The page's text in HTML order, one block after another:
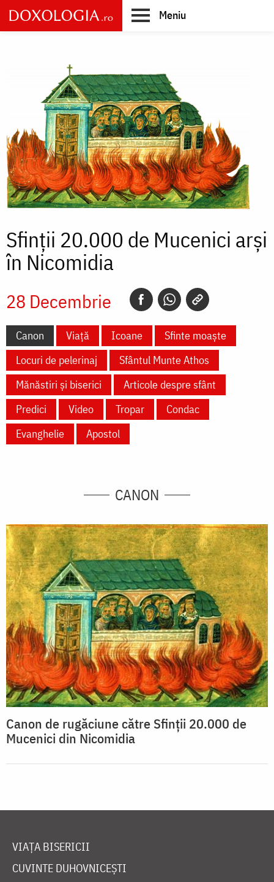
Skip
to
main
Meniu
Sfinții 20.000 de Mucenici arși
în Nicomidia
28 Decembrie
Canon Viață Icoane
Sfinte moaște
Locuri de pelerinaj
Sfântul Munte Athos
Mănăstiri și biserici
Articole despre sfânt
Predici
Video Tropar
Condac
Evanghelie
Apostol
CANON
Canon de rugăciune către Sfinţii 20.000 de
Mucenici din Nicomidia
VIAȚA BISERICII
CUVINTE DUHOVNICEȘTI